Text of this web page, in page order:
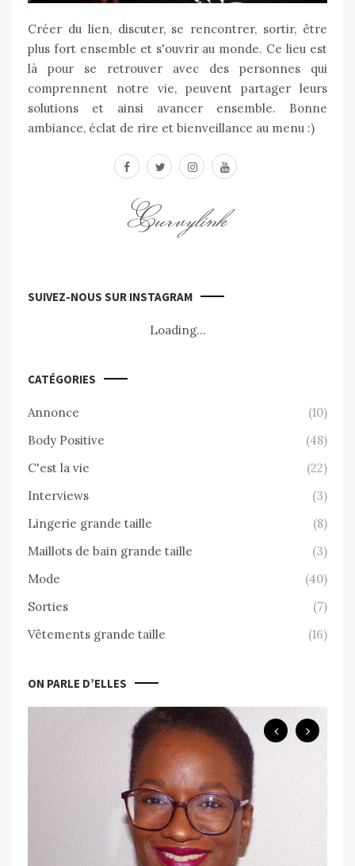
Créer du lien, discuter, se rencontrer, sortir, être
plus fort ensemble et s'ouvrir au monde. Ce lieu est
là pour se retrouver avec des personnes qui
comprennent notre vie, peuvent partager leurs
solutions et ainsi avancer ensemble. Bonne
ambiance, éclat de rire et bienveillance au menu :)
facebooktwitterinstagram
youtube
Curvylink
SUIVEZ-NOUS SUR INSTAGRAM
Loading...
CATÉGORIES
Annonce
(10)
Body Positive
(48)
C'est la vie
(22)
Interviews
(3)
Lingerie grande taille
(8)
Maillots de bain grande taille
(3)
Mode
(40)
Sorties
(7)
Vêtements grande taille
(16)
ON PARLE D’ELLES